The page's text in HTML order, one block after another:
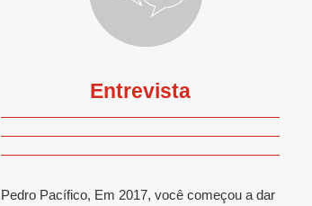
Entrevista
Pedro Pacífico, Em 2017, você começou a dar